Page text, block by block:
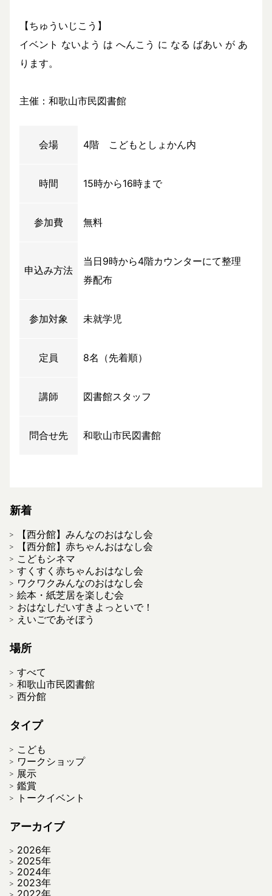
【ちゅういじこう】
イベント ないよう は へんこう に なる ばあい が あ
ります。
主催：和歌山市民図書館
会場 4階 こどもとしょかん内
時間 15時から16時まで
参加費 無料
申込み方法
当日9時から4階カウンターにて整理
券配布
参加対象 未就学児
定員 8名（先着順）
講師 図書館スタッフ
問合せ先 和歌山市民図書館
新着
【西分館】みんなのおはなし会
【西分館】赤ちゃんおはなし会
こどもシネマ
すくすく赤ちゃんおはなし会
ワクワクみんなのおはなし会
絵本・紙芝居を楽しむ会
おはなしだいすきよっといで！
えいごであそぼう
場所
すべて
和歌山市民図書館
西分館
タイプ
こども
ワークショップ
展示
鑑賞
トークイベント
アーカイブ
2026年
2025年
2024年
2023年
2022年